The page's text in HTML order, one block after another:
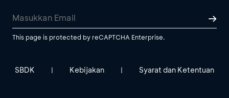
This page is protected by reCAPTCHA Enterprise.
SBDK | Kebijakan | Syarat dan Ketentuan